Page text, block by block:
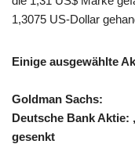
1,3075 US-Dollar
Einige ausgewählte
Goldman Sachs:
Deutsche Bank Aktie:
gesenkt